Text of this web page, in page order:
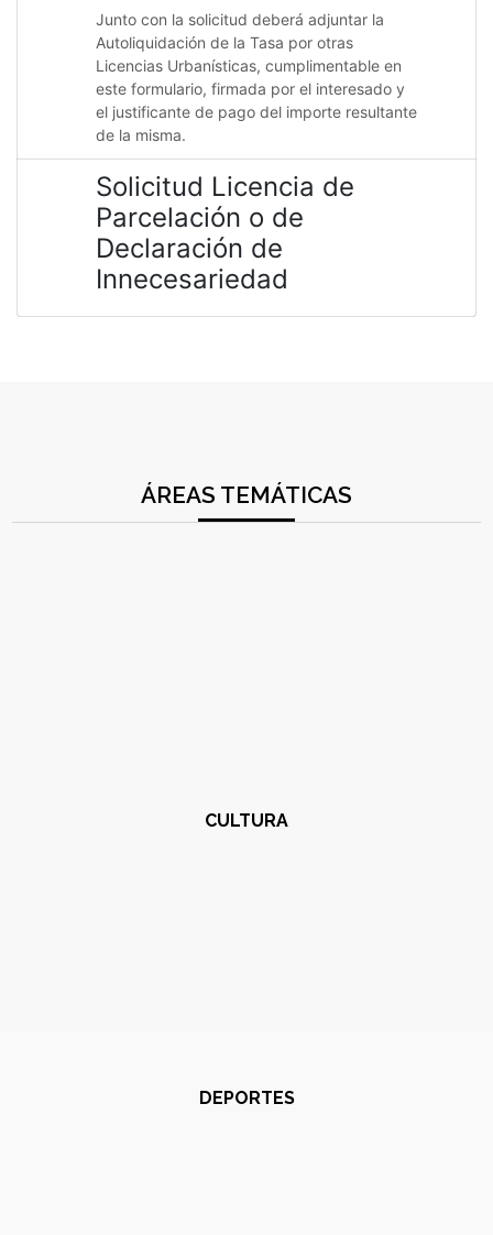
Junto con la solicitud deberá adjuntar la
Autoliquidación de la Tasa por otras
Licencias Urbanísticas, cumplimentable en
este formulario, firmada por el interesado y
el justificante de pago del importe resultante
de la misma.
Solicitud Licencia de
Parcelación o de
Declaración de
Innecesariedad
ÁREAS TEMÁTICAS
CULTURA
DEPORTES